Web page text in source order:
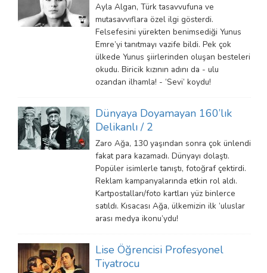
Ayla Algan, Türk tasavvufuna ve
mutasavvıflara özel ilgi gösterdi.
Felsefesini yürekten benimsediği Yunus
Emre’yi tanıtmayı vazife bildi. Pek çok
ülkede Yunus şiirlerinden oluşan besteleri
okudu. Biricik kızının adını da - ulu
ozandan ilhamla! - ‘Sevi’ koydu!
Dünyaya Doyamayan 160’lık
Delikanlı / 2
Zaro Ağa, 130 yaşından sonra çok ünlendi
fakat para kazamadı. Dünyayı dolaştı.
Popüler isimlerle tanıştı, fotoğraf çektirdi.
Reklam kampanyalarında etkin rol aldı.
Kartpostalları/foto kartları yüz binlerce
satıldı. Kısacası Ağa, ülkemizin ilk ‘uluslar
arası medya ikonu’ydu!
Lise Öğrencisi Profesyonel
Tiyatrocu